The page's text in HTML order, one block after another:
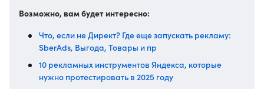
Возможно, вам будет интересно:
Что, если не Директ? Где еще запускать рекламу:
SberAds, Выгода, Товары и пр
10 рекламных инструментов Яндекса, которые
нужно протестировать в 2025 году